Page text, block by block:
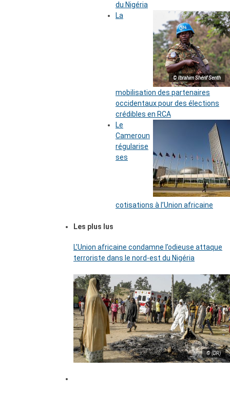
du Nigéria
© Ibrahim Shérif Senth
La
mobilisation des partenaires
occidentaux pour des élections
crédibles en RCA
Le
Cameroun
régularise
ses
cotisations à l’Union africaine
Les plus lus
L’Union africaine condamne l’odieuse attaque
terroriste dans le nord-est du Nigéria
© (DR)